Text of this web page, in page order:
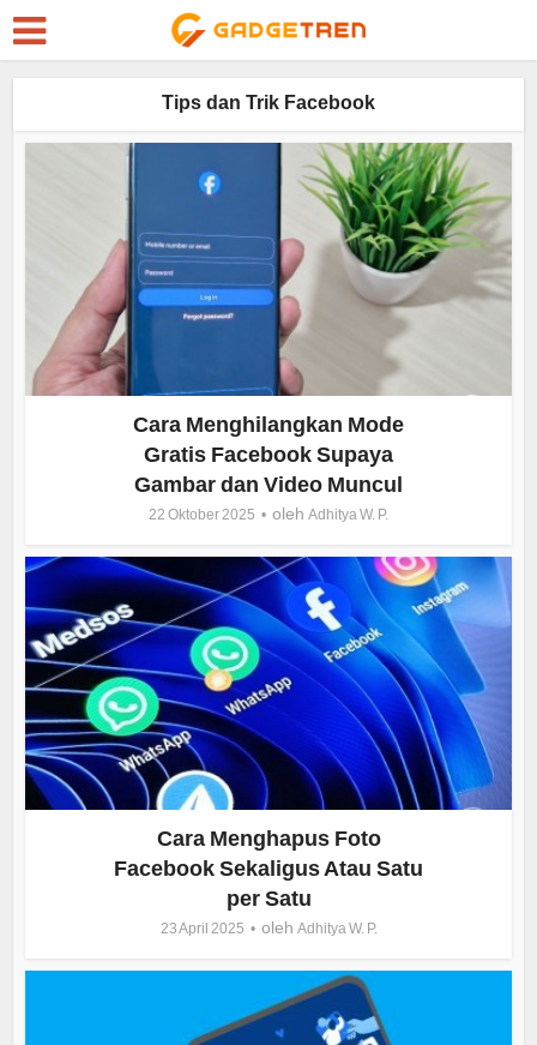
Tips dan Trik Facebook
Cara Menghilangkan Mode
Gratis Facebook Supaya
Gambar dan Video Muncul
22 Oktober 2025 oleh Adhitya W. P.
Cara Menghapus Foto
Facebook Sekaligus Atau Satu
per Satu
23 April 2025 oleh Adhitya W. P.